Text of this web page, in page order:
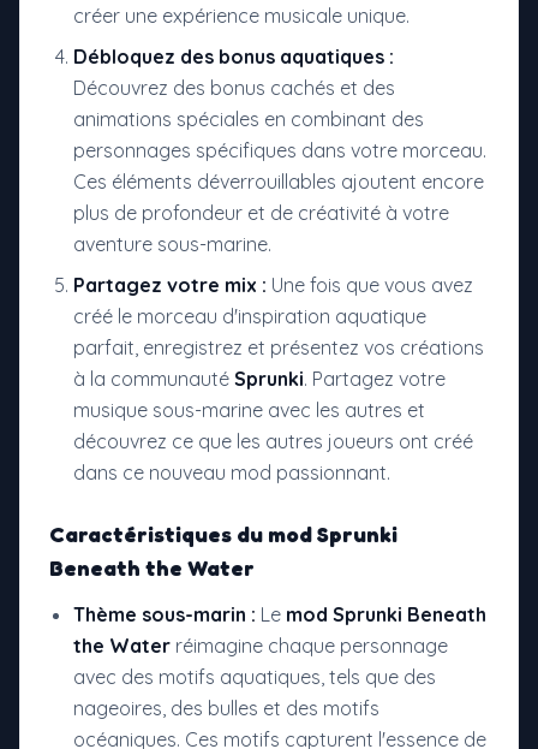
créer une expérience musicale unique.
Débloquez des bonus aquatiques :
Découvrez des bonus cachés et des
animations spéciales en combinant des
personnages spécifiques dans votre morceau.
Ces éléments déverrouillables ajoutent encore
plus de profondeur et de créativité à votre
aventure sous-marine.
Partagez votre mix : Une fois que vous avez
créé le morceau d'inspiration aquatique
parfait, enregistrez et présentez vos créations
à la communauté Sprunki. Partagez votre
musique sous-marine avec les autres et
découvrez ce que les autres joueurs ont créé
dans ce nouveau mod passionnant.
Caractéristiques du mod Sprunki
Beneath the Water
Thème sous-marin : Le mod Sprunki Beneath
the Water réimagine chaque personnage
avec des motifs aquatiques, tels que des
nageoires, des bulles et des motifs
océaniques. Ces motifs capturent l'essence de